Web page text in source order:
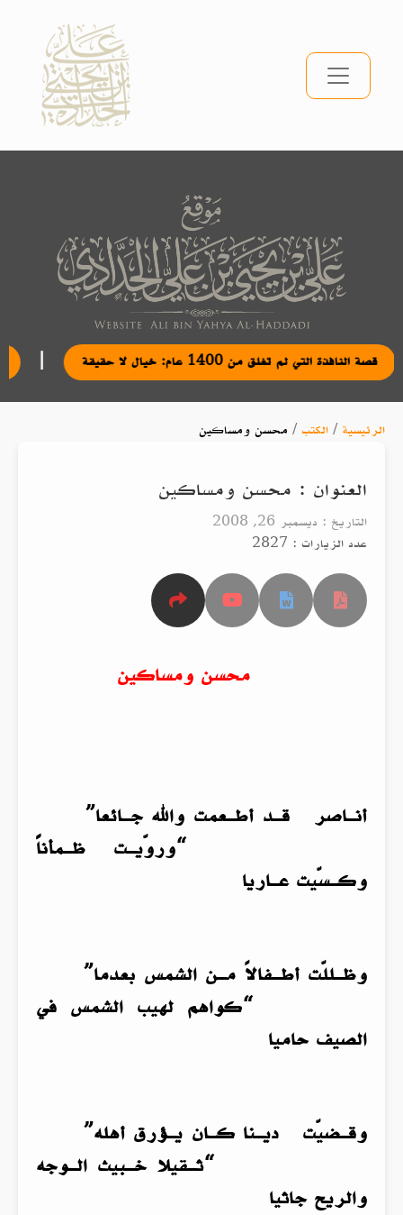
| قصة النافذة التي لم تغلق من 1400 عام: خيال لا حقيقة |
الرئيسية / الكتب/ محسن ومساكين
العنوان : محسن ومساكين
التاريخ : ديسمبر 26, 2008
عدد الزيارات : 2827
محسن ومساكين
أنـاصر قـد أطـعمت والله جـائعا”
“وروّيـت ظـمأناًً
وكـسّيت عـاريا
وظـللّت أطـفالاً مـن الشمس بعدما”
“كواهم لهيب الشمس في
الصيف حاميا
وقـضيّت ديـنا كـان يـؤرق أهله”
“ثـقيلا خـبيث الـوجه
والريح جاثيا